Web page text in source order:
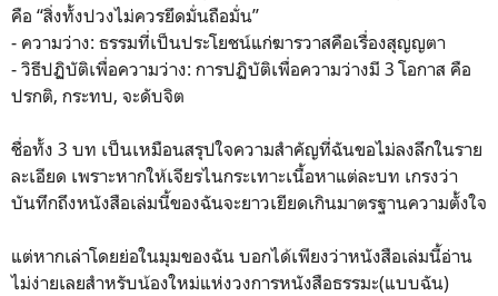
คือ “สิ่งทั้งปวงไม่ควรยึดมั่นถือมั่น”
- ความว่าง: ธรรมที่เป็นประโยชน์แก่ฆารวาสคือเรื่องสุญญตา
- วิธีปฏิบัติเพื่อความว่าง: การปฏิบัติเพื่อความว่างมี 3 โอกาส คือ
ปรกติ, กระทบ, จะดับจิต
ชื่อทั้ง 3 บท เป็นเหมือนสรุปใจความสำคัญที่ฉันขอไม่ลงลึกในราย
ละเอียด เพราะหากให้เจียรไนกระเทาะเนื้อหาแต่ละบท เกรงว่า
บันทึกถึงหนังสือเล่มนี้ของฉันจะยาวเยียดเกินมาตรฐานความตั้งใจ
แต่หากเล่าโดยย่อในมุมของฉัน บอกได้เพียงว่าหนังสือเล่มนี้อ่าน
ไม่ง่ายเลยสำหรับน้องใหม่แห่งวงการหนังสือธรรมะ(แบบฉัน)